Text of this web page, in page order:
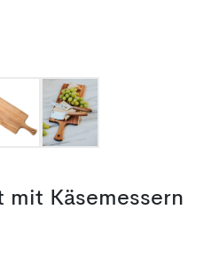
mit Käsemessern